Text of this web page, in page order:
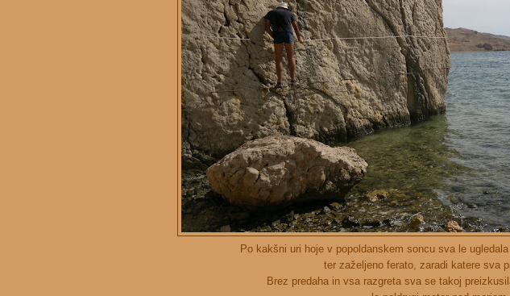
Po kakšni uri hoje v popoldanskem soncu sva le
ter zaželjeno ferato, zaradi katere sva
Brez predaha in vsa razgreta sva se takoj